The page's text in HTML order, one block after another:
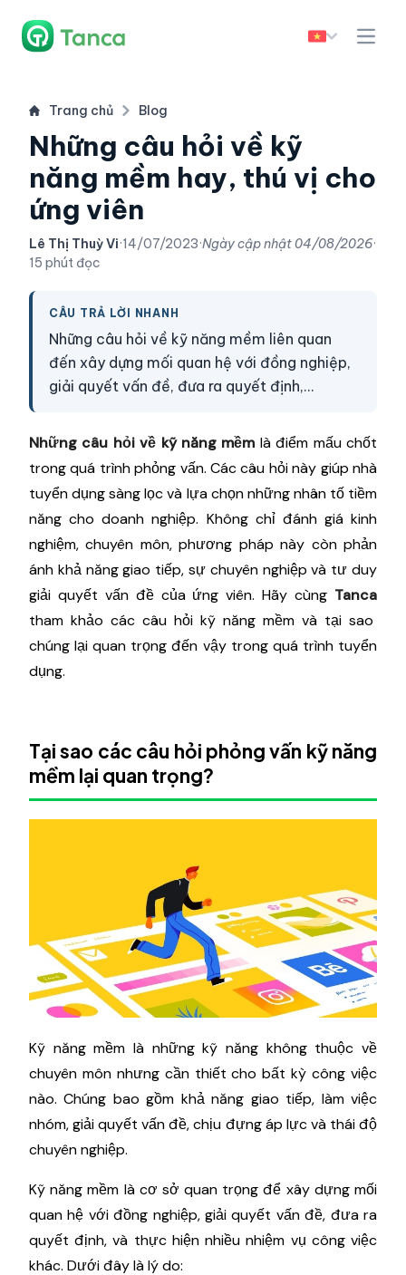
Trang chủ Blog
Những câu hỏi về kỹ
năng mềm hay, thú vị cho
ứng viên
Lê Thị Thuỳ Vi·14/07/2023·Ngày cập nhật04/08/2026·
15 phút đọc
CÂU TRẢ LỜI NHANH
Những câu hỏi về kỹ năng mềm liên quan
đến xây dựng mối quan hệ với đồng nghiệp,
giải quyết vấn đề, đưa ra quyết định,...
Những câu hỏi về kỹ năng mềm là điểm mấu chốt
trong quá trình phỏng vấn. Các câu hỏi này giúp nhà
tuyển dụng sàng lọc và lựa chọn những nhân tố tiềm
năng cho doanh nghiệp. Không chỉ đánh giá kinh
nghiệm, chuyên môn, phương pháp này còn phản
ánh khả năng giao tiếp, sự chuyên nghiệp và tư duy
giải quyết vấn đề của ứng viên. Hãy cùng Tanca
tham khảo các câu hỏi kỹ năng mềm và tại sao
chúng lại quan trọng đến vậy trong quá trình tuyển
dụng.
Tại sao các câu hỏi phỏng vấn kỹ năng
mềm lại quan trọng?
Kỹ năng mềm là những kỹ năng không thuộc về
chuyên môn nhưng cần thiết cho bất kỳ công việc
nào. Chúng bao gồm khả năng giao tiếp, làm việc
nhóm, giải quyết vấn đề, chịu đựng áp lực và thái độ
chuyên nghiệp.
Kỹ năng mềm là cơ sở quan trọng để xây dựng mối
quan hệ với đồng nghiệp, giải quyết vấn đề, đưa ra
quyết định, và thực hiện nhiều nhiệm vụ công việc
khác. Dưới đây là lý do: